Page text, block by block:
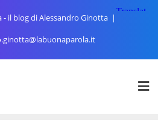
- il blog di Alessandro Ginotta